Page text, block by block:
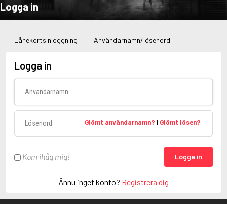
Logga in
Lånekortsinloggning Användarnamn/lösenord
Logga in
Glömt användarnamn? | Glömt lösen?
Kom ihåg mig! Logga in
Ännu inget konto? Registrera dig